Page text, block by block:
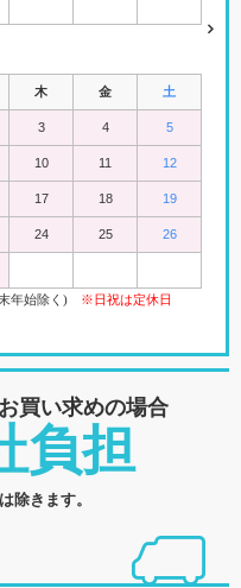
木 金 土
3 4 5
10 11 12
17 18 19
24 25 26
年始除く) ※日祝は定休日
買い求めの場合
負担
除きます。